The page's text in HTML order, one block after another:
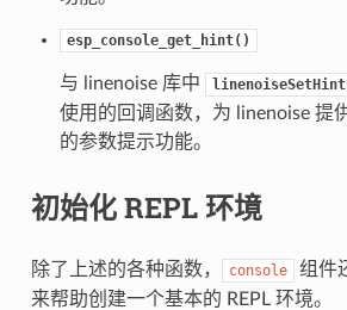
esp_console_get_hint()
与 linenoise 库中
使用的回调函数，为 linenoise 提
的参数提示功能。
初始化 REPL 环境
除了上述的各种函数， console
组件
来帮助创建一个基本的 REPL 环境。